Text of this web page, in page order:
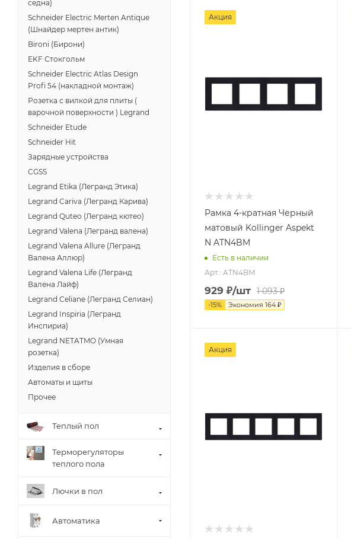
Акция
Рамка 4-кратная Черный
матовый Kollinger Aspekt
N ATN4BM
Есть в наличии
Арт.: ATN4BM
929 ₽/шт 1 093₽
-15% Экономия 164 ₽
Акция
седна)
Schneider Electric Merten Antique
(Шнайдер мертен антик)
Bironi (Бирони)
EKF Стокгольм
Schneider Electric Atlas Design
Profi 54 (накладной монтаж)
Розетка с вилкой для плиты (
варочной поверхности ) Legrand
Schneider Etude
Schneider Hit
Зарядные устройства
CGSS
Legrand Etika (Легранд Этика)
Legrand Cariva (Легранд Карива)
Legrand Quteo (Легранд кютео)
Legrand Valena (Легранд валена)
Legrand Valena Allure (Легранд
Валена Аллюр)
Legrand Valena Life (Легранд
Валена Лайф)
Legrand Celiane (Легранд Селиан)
Legrand Inspiria (Легранд
Инспириа)
Legrand NETATMO (Умная
розетка)
Изделия в сборе
Автоматы и щиты
Прочее
Теплый пол
Терморегуляторы
теплого пола
Лючки в пол
Автоматика